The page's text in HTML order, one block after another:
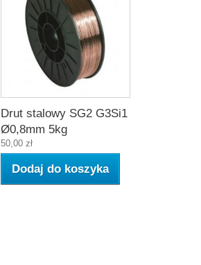
Drut stalowy SG2 G3Si1
Ø0,8mm 5kg
50,00 zł
Dodaj do koszyka